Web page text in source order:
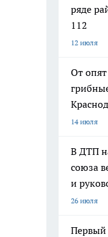
ряде
112
12 июля
От
14 июля
В ДТП
союза
и
26 июля
Первый